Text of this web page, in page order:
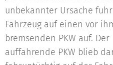
unbekannter Ursache
Fahrzeug auf einen vor
bremsenden PKW auf. Der
auffahrende PKW blieb